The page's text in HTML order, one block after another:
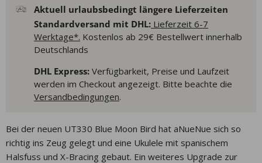
Aktuell urlaubsbedingt längere Lieferzeiten
Standardversand mit DHL: Lieferzeit 6-7
Werktage*. Kostenlos ab 29€ Bestellwert innerhalb
Deutschlands
DHL Express: Verfügbarkeit, Preise und Laufzeit
werden im Checkout angezeigt. Bitte beachte die
Versandbedingungen.
Bei der neuen UT330 Blue Moon Bird hat aNueNue sich so
richtig ins Zeug gelegt und eine Ukulele mit spanischem
Halsfuss und X-Bracing gebaut. Ein weiteres Upgrade zur